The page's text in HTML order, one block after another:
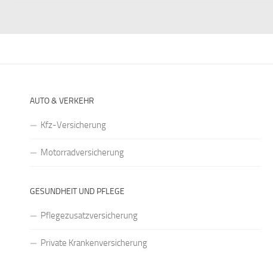
AUTO & VERKEHR
Kfz-Versicherung
Motorradversicherung
GESUNDHEIT UND PFLEGE
Pflegezusatzversicherung
Private Krankenversicherung